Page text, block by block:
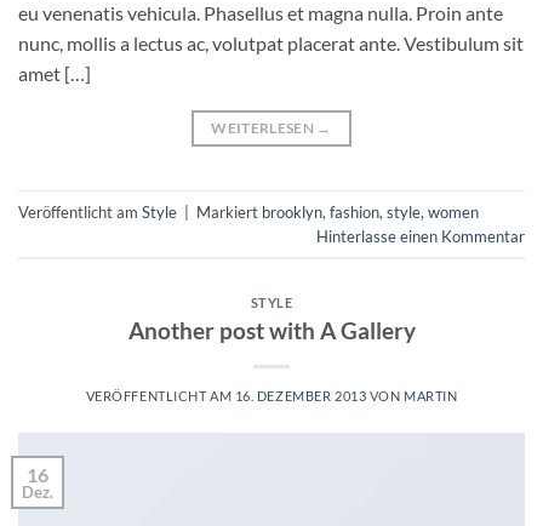
eu venenatis vehicula. Phasellus et magna nulla. Proin ante
nunc, mollis a lectus ac, volutpat placerat ante. Vestibulum sit
amet […]
WEITERLESEN →
Veröffentlicht am Style Markiert brooklyn, fashion, style, women
Hinterlasse einen Kommentar
STYLE
Another post with A Gallery
VERÖFFENTLICHT AM 16. DEZEMBER 2013 VON MARTIN
16
Dez.